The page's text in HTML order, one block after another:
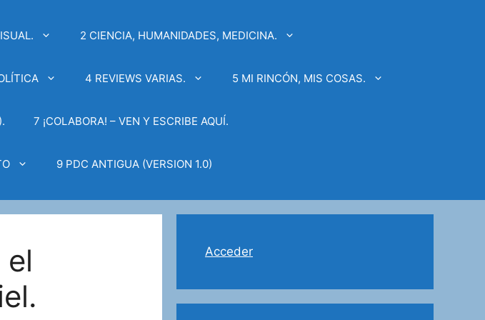
2 CIENCIA, HUMANIDADES, MEDICINA.
4 REVIEWS VARIAS. 5 MI RINCÓN, MIS COSAS.
7 ¡COLABORA! – VEN Y ESCRIBE AQUÍ.
9 PDC ANTIGUA (VERSION 1.0)
Acceder